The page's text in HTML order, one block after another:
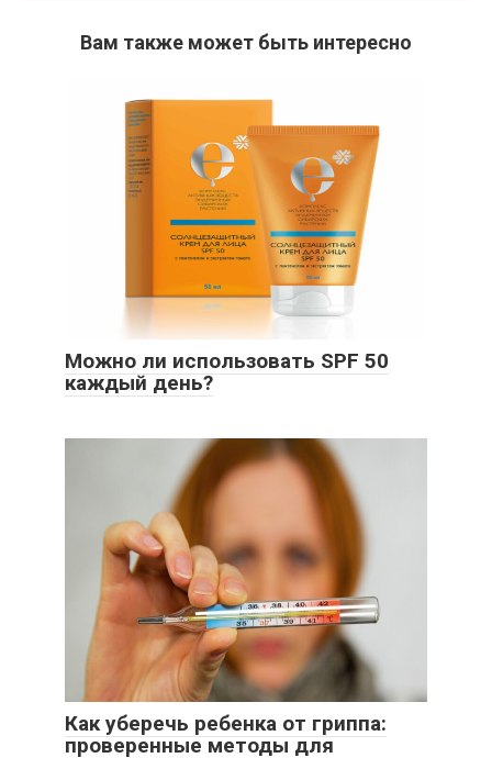
Вам также может быть интересно
Можно ли использовать SPF 50
каждый день?
Как уберечь ребенка от гриппа:
проверенные методы для